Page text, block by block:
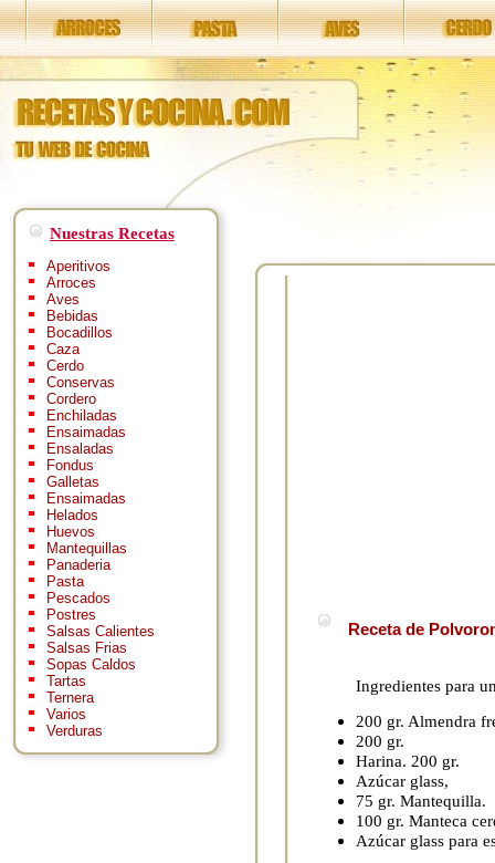
Nuestras Recetas
Aperitivos
Arroces
Aves
Bebidas
Bocadillos
Caza
Cerdo
Conservas
Cordero
Enchiladas
Ensaimadas
Ensaladas
Fondus
Galletas
Ensaimadas
Helados
Huevos
Mantequillas
Panaderia
Pasta
Pescados
Postres
Salsas Calientes
Salsas Frias
Sopas Caldos
Tartas
Ternera
Varios
Verduras
Receta de
Ingredientes para
200 gr. Almendra
200 gr.
Harina. 200 gr.
Azúcar glass,
75 gr. Mantequilla.
100 gr. Manteca
Azúcar glass para